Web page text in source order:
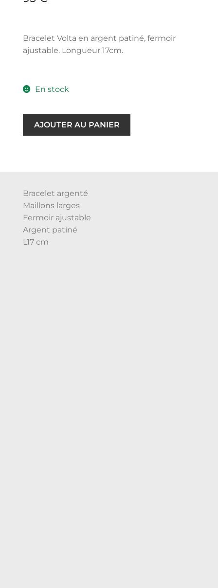
Bracelet Volta en argent patiné, fermoir
ajustable. Longueur 17cm.
En stock
AJOUTER AU PANIER
Bracelet argenté
Maillons larges
Fermoir ajustable
Argent patiné
L17 cm